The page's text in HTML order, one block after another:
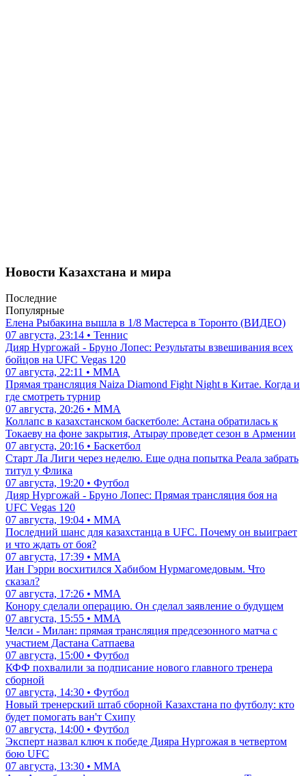
Новости Казахстана и мира
Последние
Популярные
Елена Рыбакина вышла в 1/8 Мастерса в Торонто (ВИДЕО)
07 августа, 23:14 • Теннис
Дияр Нургожай - Бруно Лопес: Результаты взвешивания всех
бойцов на UFC Vegas 120
07 августа, 22:11 • ММА
Прямая трансляция Naiza Diamond Fight Night в Китае. Когда и
где смотреть турнир
07 августа, 20:26 • ММА
Коллапс в казахстанском баскетболе: Астана обратилась к
Токаеву на фоне закрытия, Атырау проведет сезон в Армении
07 августа, 20:16 • Баскетбол
Старт Ла Лиги через неделю. Еще одна попытка Реала забрать
титул у Флика
07 августа, 19:20 • Футбол
Дияр Нургожай - Бруно Лопес: Прямая трансляция боя на
UFC Vegas 120
07 августа, 19:04 • ММА
Последний шанс для казахстанца в UFC. Почему он выиграет
и что ждать от боя?
07 августа, 17:39 • ММА
Иан Гэрри восхитился Хабибом Нурмагомедовым. Что
сказал?
07 августа, 17:26 • ММА
Конору сделали операцию. Он сделал заявление о будущем
07 августа, 15:55 • ММА
Челси - Милан: прямая трансляция предсезонного матча с
участием Дастана Сатпаева
07 августа, 15:00 • Футбол
КФФ похвалили за подписание нового главного тренера
сборной
07 августа, 14:30 • Футбол
Новый тренерский штаб сборной Казахстана по футболу: кто
будет помогать ван'т Схипу
07 августа, 14:00 • Футбол
Эксперт назвал ключ к победе Дияра Нургожая в четвертом
бою UFC
07 августа, 13:30 • ММА